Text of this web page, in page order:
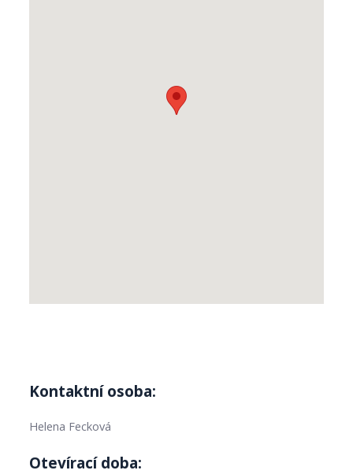
Kontaktní osoba:
Helena Fecková
Otevírací doba: